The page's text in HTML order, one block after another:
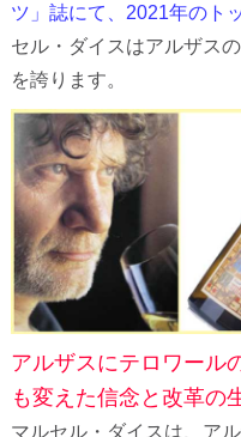
ツ」誌にて、2021年のト
セル・ダイスはアルザス
を誇ります。
アルザスにテロワール
も変えた信念と改革の
マルセル・ダイスは、ア